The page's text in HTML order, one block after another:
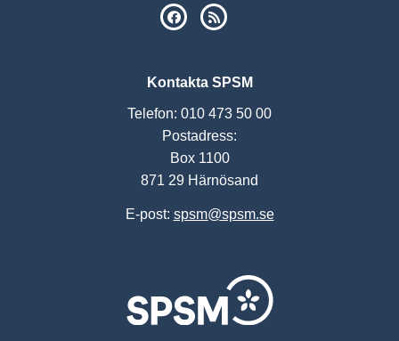
SPSM på Facebook
Kontakta SPSM
Telefon: 010 473 50 00
Postadress:
Box 1100
871 29 Härnösand
E-post: spsm@spsm.se